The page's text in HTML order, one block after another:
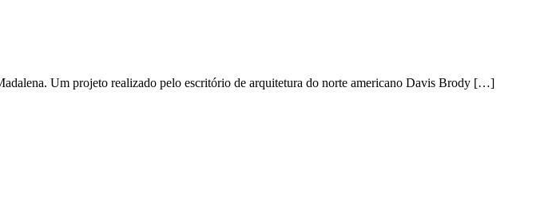
Um projeto realizado pelo escritório de arquitetura do norte americano Davis Brody […]